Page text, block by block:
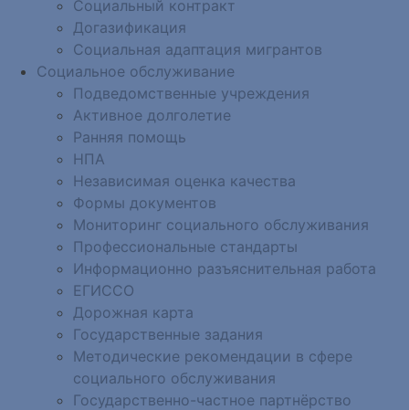
Социальный контракт
Догазификация
Социальная адаптация мигрантов
Социальное обслуживание
Подведомственные учреждения
Активное долголетие
Ранняя помощь
НПА
Независимая оценка качества
Формы документов
Мониторинг социального обслуживания
Профессиональные стандарты
Информационно разъяснительная работа
ЕГИССО
Дорожная карта
Государственные задания
Методические рекомендации в сфере
социального обслуживания
Государственно-частное партнёрство